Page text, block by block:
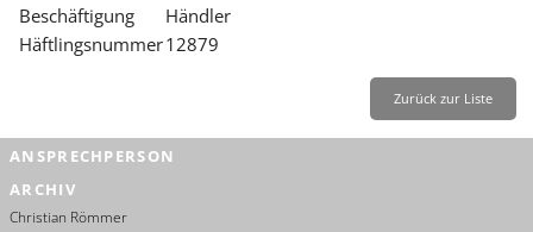
SERVICE
Leichte Sprache
Beschäftigung
Händler
Häftlingsnummer12879
Zurück zur Liste
ANSPRECHPERSON
ARCHIV
Christian Römmer